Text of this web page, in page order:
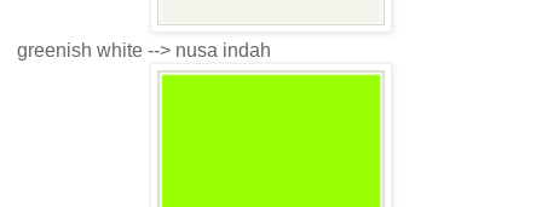
greenish white --> nusa indah